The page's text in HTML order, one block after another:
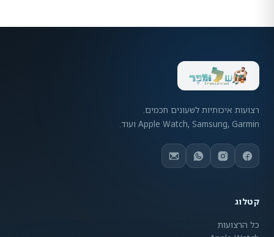
רצועות איכותיות לשעונים חכמים.
Apple Watch, Samsung, Garmin ועוד.
קטלוג
כל הרצועות